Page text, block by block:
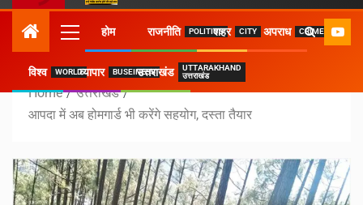
होम राजनीति POLITICSशहर CITY अपराध CRIME
विश्व WORLDव्यापार BUSEINESSउत्तराखंड
UTTARAKHAND
उत्तराखंड
Home
उत्तराखंड
आपदा में अब होमगार्ड भी करेंगे सहयोग, दस्ता तैयार